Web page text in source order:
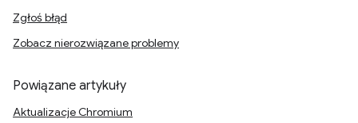
Zgłoś błąd
Zobacz nierozwiązane problemy
Powiązane artykuły
Aktualizacje Chromium